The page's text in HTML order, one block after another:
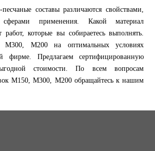
составы различаются свойствами,
сферами применения. Какой материал
работ, которые вы собираетесь выполнять.
М300, М200 на оптимальных условиях
Предлагаем сертифицированную
стоимости. По всем вопросам
М150, М300, М200 обращайтесь к нашим